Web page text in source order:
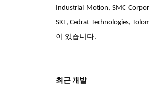
Industrial Motion, SMC
SKF, Cedrat Technologies,
이 있습니다.
최근 개발